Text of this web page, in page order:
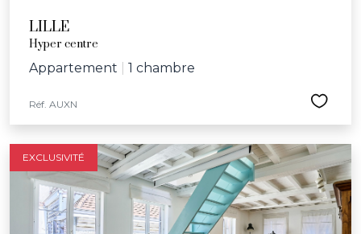
LILLE
Hyper centre
Appartement 1 chambre
Réf. AUXN
EXCLUSIVITÉ